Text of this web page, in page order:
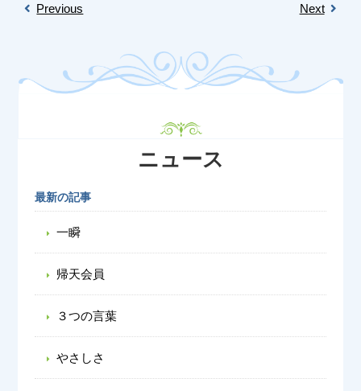
Previous Next
ニュース
最新の記事
一瞬
帰天会員
３つの言葉
やさしさ